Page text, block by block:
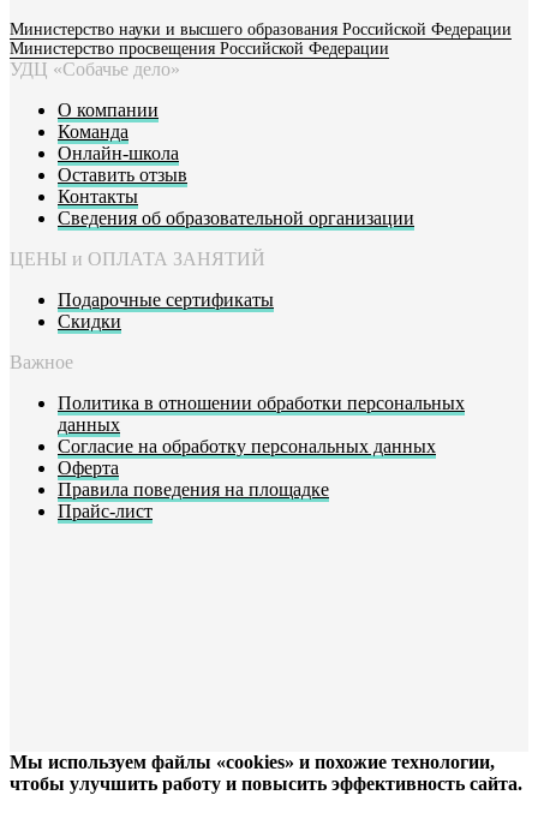
Министерство науки и высшего образования Российской Федерации
Министерство просвещения Российской Федерации
УДЦ «Собачье дело»
О компании
Команда
Онлайн-школа
Оставить отзыв
Контакты
Сведения об образовательной организации
ЦЕНЫ и ОПЛАТА ЗАНЯТИЙ
Подарочные сертификаты
Скидки
Важное
Политика в отношении обработки персональных
данных
Согласие на обработку персональных данных
Оферта
Правила поведения на площадке
Прайс-лист
Мы используем файлы «cookies» и похожие технологии,
чтобы улучшить работу и повысить эффективность сайта.